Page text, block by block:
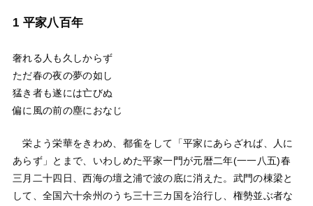
1 平家八百年
奢れる人も久しからず
ただ春の夜の夢の如し
猛き者も遂には亡びぬ
偏に風の前の塵におなじ
栄よう栄華をきわめ、都雀をして「平家にあらざれば、人に
あらず」とまで、いわしめた平家一門が元暦二年(一一八五)春
三月二十四日、西海の壇之浦で波の底に消えた。武門の棟梁と
して、全国六十余州のうち三十三カ国を治行し、権勢並ぶ者な